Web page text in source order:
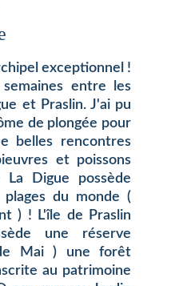
exceptionnel !
entre les
et Praslin. J'ai pu
de plongée pour
belles rencontres
et poissons
La Digue possède
du monde (
) ! L'île de Praslin
une réserve
Mai ) une forêt
au patrimoine